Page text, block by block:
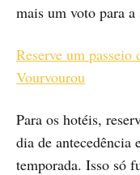
mais um voto para
Reserve um
Vourvourou
Para os hotéis,
dia de antecedência
temporada. Isso só